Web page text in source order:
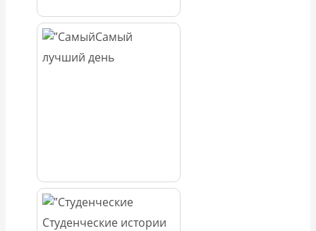
Самый
лучший день
Студенческие истории